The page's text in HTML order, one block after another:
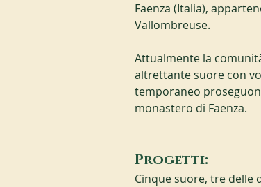
Faenza (Italia),
Vallombreuse.
Attualmente la
altrettante suore con
temporaneo
monastero di Faenza.
Progetti:
Cinque suore, tre delle